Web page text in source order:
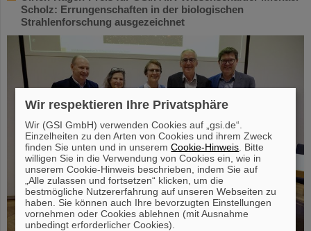
Scholz: Errungenschaften in der biologischen
Strahlenforschung ausgezeichnet
Wir respektieren Ihre Privatsphäre
Wir (GSI GmbH) verwenden Cookies auf „gsi.de“.
Einzelheiten zu den Arten von Cookies und ihrem Zweck
finden Sie unten und in unseremCookie-Hinweis . Bitte
willigen Sie in die Verwendung von Cookies ein, wie in
unserem Cookie-Hinweis beschrieben, indem Sie auf
„Alle zulassen und fortsetzen“ klicken, um die
bestmögliche Nutzererfahrung auf unseren Webseiten zu
haben. Sie können auch Ihre bevorzugten Einstellungen
vornehmen oder Cookies ablehnen (mit Ausnahme
unbedingt erforderlicher Cookies).